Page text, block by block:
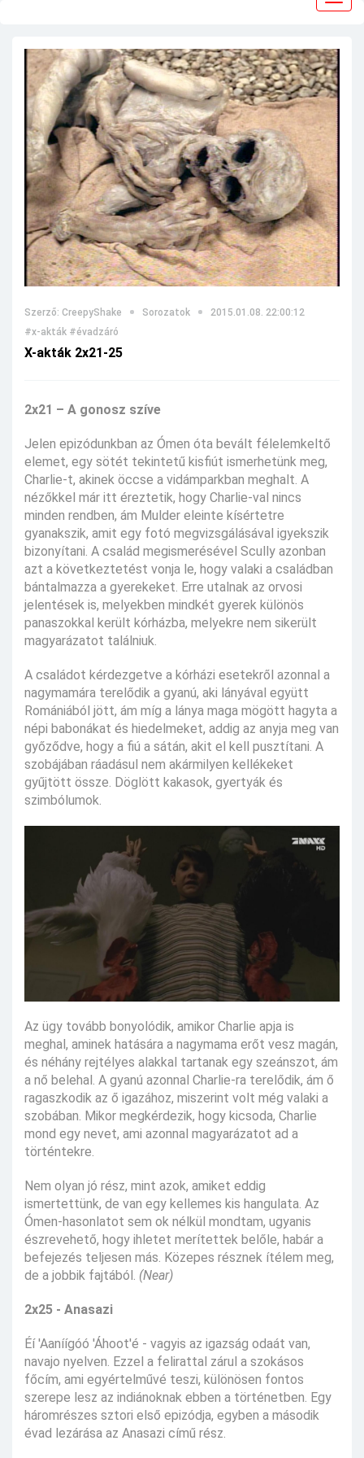
Szerző: CreepyShake Sorozatok
2015.01.08. 22:00:12
#x-akták #évadzáró
X-akták 2x21-25
2x21 – A gonosz szíve
Jelen epizódunkban az Ómen óta bevált félelemkeltő
elemet, egy sötét tekintetű kisfiút ismerhetünk meg,
Charlie-t, akinek öccse a vidámparkban meghalt. A
nézőkkel már itt éreztetik, hogy Charlie-val nincs
minden rendben, ám Mulder eleinte kísértetre
gyanakszik, amit egy fotó megvizsgálásával igyekszik
bizonyítani. A család megismerésével Scully azonban
azt a következtetést vonja le, hogy valaki a családban
bántalmazza a gyerekeket. Erre utalnak az orvosi
jelentések is, melyekben mindkét gyerek különös
panaszokkal került kórházba, melyekre nem sikerült
magyarázatot találniuk.
A családot kérdezgetve a kórházi esetekről azonnal a
nagymamára terelődik a gyanú, aki lányával együtt
Romániából jött, ám míg a lánya maga mögött hagyta a
népi babonákat és hiedelmeket, addig az anyja meg van
győződve, hogy a fiú a sátán, akit el kell pusztítani. A
szobájában ráadásul nem akármilyen kellékeket
gyűjtött össze. Döglött kakasok, gyertyák és
szimbólumok.
Az ügy tovább bonyolódik, amikor Charlie apja is
meghal, aminek hatására a nagymama erőt vesz magán,
és néhány rejtélyes alakkal tartanak egy szeánszot, ám
a nő belehal. A gyanú azonnal Charlie-ra terelődik, ám ő
ragaszkodik az ő igazához, miszerint volt még valaki a
szobában. Mikor megkérdezik, hogy kicsoda, Charlie
mond egy nevet, ami azonnal magyarázatot ad a
történtekre.
Nem olyan jó rész, mint azok, amiket eddig
ismertettünk, de van egy kellemes kis hangulata. Az
Ómen-hasonlatot sem ok nélkül mondtam, ugyanis
észrevehető, hogy ihletet merítettek belőle, habár a
befejezés teljesen más. Közepes résznek ítélem meg,
de a jobbik fajtából. (Near)
2x25 - Anasazi
Éí 'Aaníígóó 'Áhoot'é - vagyis az igazság odaát van,
navajo nyelven. Ezzel a felirattal zárul a szokásos
főcím, ami egyértelművé teszi, különösen fontos
szerepe lesz az indiánoknak ebben a történetben. Egy
háromrészes sztori első epizódja, egyben a második
évad lezárása az Anasazi című rész.